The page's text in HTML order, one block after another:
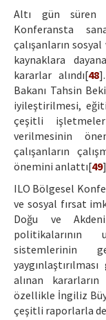
Altı gün süren
Konferansta
çalışanların
kaynaklara
kararlar alındı[48
Bakanı Tahsin
iyileştirilmesi,
çeşitli
verilmesinin
çalışanların
önemini anlattı[49
ILO Bölgesel
ve sosyal fırsat
Doğu ve
politikalarının
sistemlerinin
alınan
özellikle İngiliz
çeşitli raporlarla